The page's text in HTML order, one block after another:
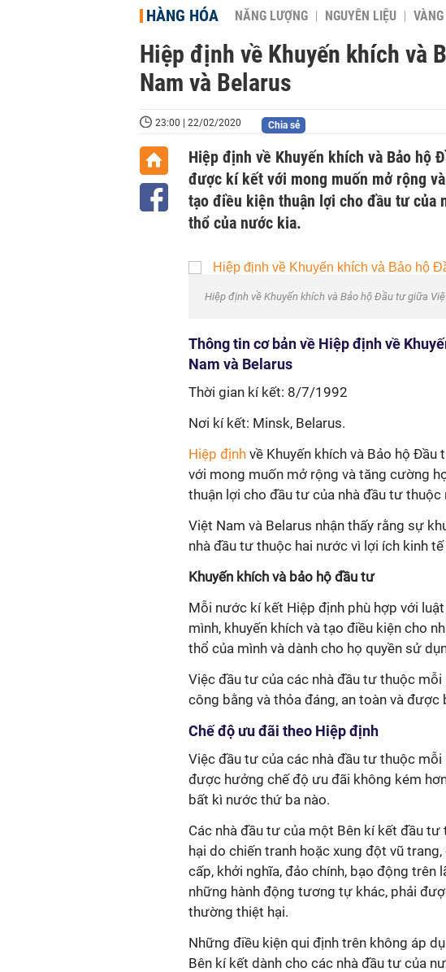
HÀNG HÓA NĂNG LƯỢNG NGUYÊN LIỆU VÀNG
Hiệp định về Khuyến khích và
Nam và Belarus
23:00 | 22/02/2020 Chia sẻ
Hiệp định về Khuyến khích và Bảo hộ
được kí kết với mong muốn mở rộng
tạo điều kiện thuận lợi cho đầu tư của
thổ của nước kia.
Hiệp định về Khuyến khích và Bảo hộ Đầu tư giữa
Thông tin cơ bản về Hiệp định về
Nam và Belarus
Thời gian kí kết: 8/7/1992
Nơi kí kết: Minsk, Belarus.
Hiệp định về Khuyến khích và Bảo hộ
với mong muốn mở rộng và tăng cường
thuận lợi cho đầu tư của nhà đầu tư
Việt Nam và Belarus nhận thấy rằng sự
nhà đầu tư thuộc hai nước vì lợi ích kinh
Khuyến khích và bảo hộ đầu tư
Mỗi nước kí kết Hiệp định phù hợp với
mình, khuyến khích và tạo điều kiện cho
thổ của mình và dành cho họ quyền sử
Việc đầu tư của các nhà đầu tư thuộc
công bằng và thỏa đáng, an toàn và
Chế độ ưu đãi theo Hiệp định
Việc đầu tư của các nhà đầu tư thuộc
được hưởng chế độ ưu đãi không kém
bất kì nước thứ ba nào.
Các nhà đầu tư của một Bên kí kết đầu
hại do chiến tranh hoặc xung đột vũ
cấp, khởi nghĩa, đảo chính, bạo động trên
những hành động tương tự khác, phải
thường thiệt hại.
Những điều kiện qui định trên không áp
Bên kí kết dành cho các nhà đầu tư của